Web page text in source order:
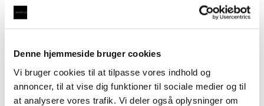
Denne hjemmeside bruger cookies
Vi bruger cookies til at tilpasse vores indhold og
annoncer, til at vise dig funktioner til sociale medier og til
at analysere vores trafik. Vi deler også oplysninger om
Taurus 3-1 FLEX, fleksibel udtræksslange med
5.995,00
Taurus 3-1 FLEX, fleksibel udtræksslange med
kogende vand inkl. kalkfilter i sort med rund tud
kr.5.995,00